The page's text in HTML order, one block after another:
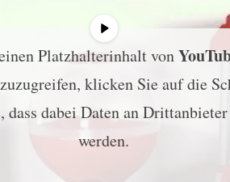
Platzhalterinhalt von
klicken Sie auf die
dass dabei Daten an
werden.